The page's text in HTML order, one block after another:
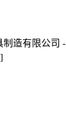
制造有限公司 -
]